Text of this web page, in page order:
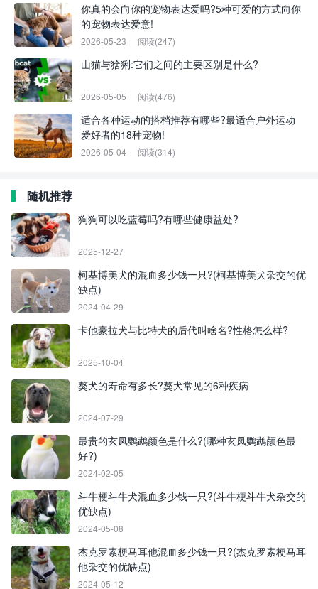
你真的会向你的宠物表达爱吗?5种可爱的方式向你
的宠物表达爱意!
2026-05-23 阅读(247)
山猫与猞猁:它们之间的主要区别是什么?
2026-05-05 阅读(476)
适合各种运动的搭档推荐有哪些?最适合户外运动
爱好者的18种宠物!
2026-05-04 阅读(314)
随机推荐
狗狗可以吃蓝莓吗?有哪些健康益处?
2025-12-27
柯基博美犬的混血多少钱一只?(柯基博美犬杂交的优
缺点)
2024-04-29
卡他豪拉犬与比特犬的后代叫啥名?性格怎么样?
2025-10-04
獒犬的寿命有多长?獒犬常见的6种疾病
2024-07-29
最贵的玄凤鹦鹉颜色是什么?(哪种玄凤鹦鹉颜色最
好?)
2024-02-05
斗牛梗斗牛犬混血多少钱一只?(斗牛梗斗牛犬杂交的
优缺点)
2024-05-08
杰克罗素梗马耳他混血多少钱一只?(杰克罗素梗马耳
他杂交的优缺点)
2024-05-12